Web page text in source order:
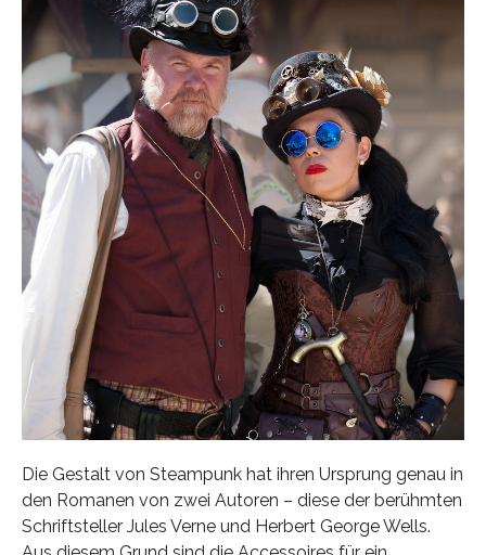
Die Gestalt von Steampunk hat ihren Ursprung genau in
den Romanen von zwei Autoren – diese der berühmten
Schriftsteller Jules Verne und Herbert George Wells.